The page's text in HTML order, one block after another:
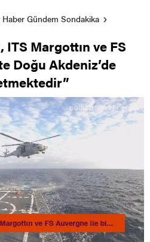
Gündem Sondakika
ITS Margottın ve FS
Doğu Akdeniz’de